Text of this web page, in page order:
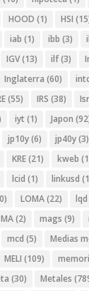
HOOD (1) HSI
iab (1) ibb (3)
IGV(13) ilf(3)
Inglaterra (60)
(55) IRS (38)
iyt (1) Japon
jp10y(6) jp40y(3)
KRE(21) kweb
lcid (1) linkusd
LOMA(22) lqd
MA(2) mags (9)
mcd (5) Medias
MELI (109)
(30) Metales